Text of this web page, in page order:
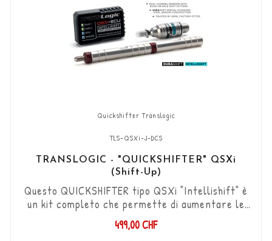
Quickshifter Translogic
TLS-QSXi-J-DCS
TRANSLOGIC - "QUICKSHIFTER" QSXi
(Shift-Up)
Questo QUICKSHIFTER tipo QSXi "Intellishift" è
un kit completo che permette di aumentare le
marce (Shift-Up) senza utilizzare la frizione.
Kit "Plug & Play" compatibile con connettori
499,00 CHF